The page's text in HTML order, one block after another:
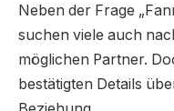
Neben der Frage
suchen viele auch
möglichen Partner.
bestätigten Details